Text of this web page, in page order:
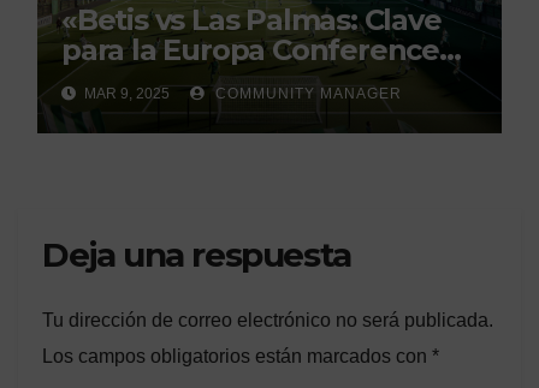
«Betis vs Las Palmas: Clave
para la Europa Conference
League»
MAR 9, 2025 COMMUNITY MANAGER
Deja una respuesta
Tu dirección de correo electrónico no será publicada.
Los campos obligatorios están marcados con *